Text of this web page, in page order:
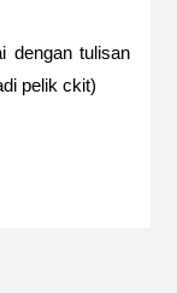
dengan tulisan
pelik ckit)